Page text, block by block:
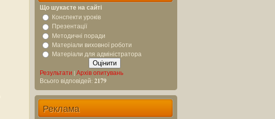
Що шукаєте на сайті
Конспекти уроків
Презентації
Методичні поради
Матеріали виховної роботи
Матеріали для адміністратора
Результати |Архів опитувань
Всього відповідей: 2179
Реклама